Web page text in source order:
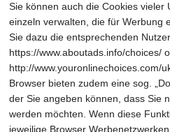
Sie können auch die Cookies vieler
einzeln verwalten, die für Werbung
Sie dazu die entsprechenden
https://www.aboutads.info/choices/
http://www.youronlinechoices.com/
Browser bieten zudem eine sog.
der Sie angeben können, dass Sie
werden möchten. Wenn diese
jeweilige Browser